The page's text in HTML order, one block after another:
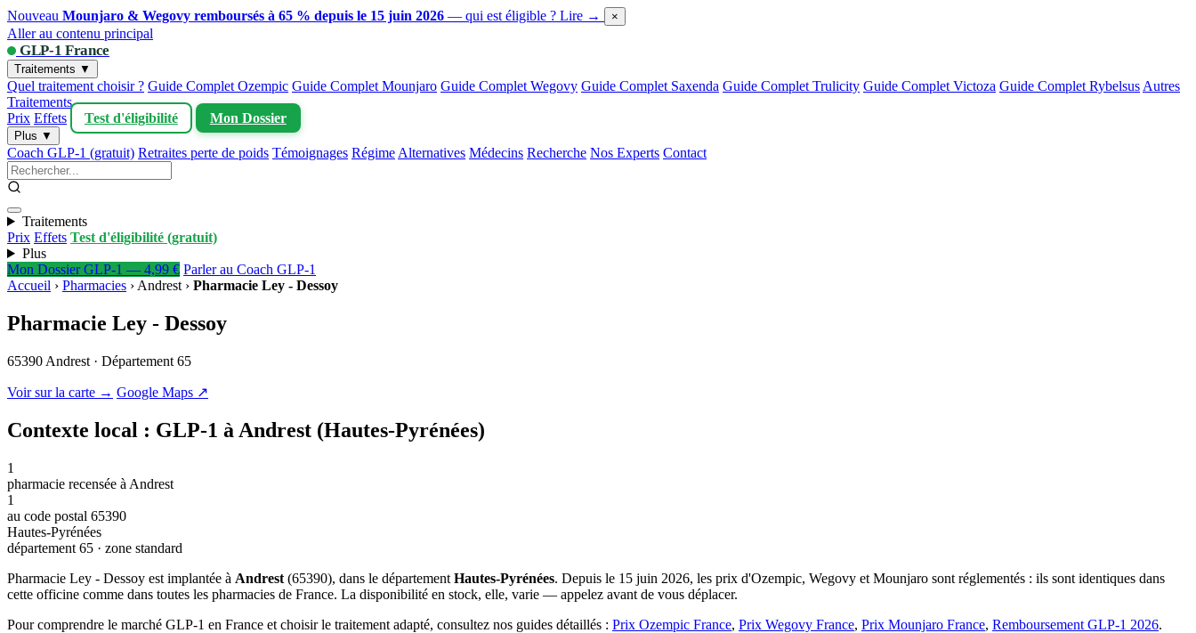
Nouveau Mounjaro & Wegovy remboursés à 65 % depuis le 15 juin 2026 — qui est éligible ? Lire → ×
Aller au contenu principal
GLP-1 France
Traitements ▼
Quel traitement choisir ? Guide Complet Ozempic Guide Complet Mounjaro Guide Complet Wegovy Guide Complet Saxenda Guide Complet Trulicity Guide Complet Victoza Guide Complet Rybelsus Autres
Traitements
Prix Effets Test d'éligibilité Mon Dossier
Plus ▼
Coach GLP-1 (gratuit) Retraites perte de poids Témoignages Régime Alternatives Médecins Recherche Nos Experts Contact
Traitements
Prix Effets Test d'éligibilité (gratuit)
Plus
Mon Dossier GLP-1 — 4,99 € Parler au Coach GLP-1
Accueil › Pharmacies › Andrest › Pharmacie Ley - Dessoy
Pharmacie Ley - Dessoy
65390 Andrest · Département 65
Voir sur la carte → Google Maps ↗
Contexte local : GLP-1 à Andrest (Hautes-Pyrénées)
1
pharmacie recensée à Andrest
1
au code postal 65390
Hautes-Pyrénées
département 65 · zone standard
Pharmacie Ley - Dessoy est implantée à Andrest (65390), dans le département Hautes-Pyrénées. Depuis le 15 juin 2026, les prix d'Ozempic, Wegovy et Mounjaro sont réglementés : ils sont identiques dans
cette officine comme dans toutes les pharmacies de France. La disponibilité en stock, elle, varie — appelez avant de vous déplacer.
Pour comprendre le marché GLP-1 en France et choisir le traitement adapté, consultez nos guides détaillés : Prix Ozempic France, Prix Wegovy France, Prix Mounjaro France, Remboursement GLP-1 2026.